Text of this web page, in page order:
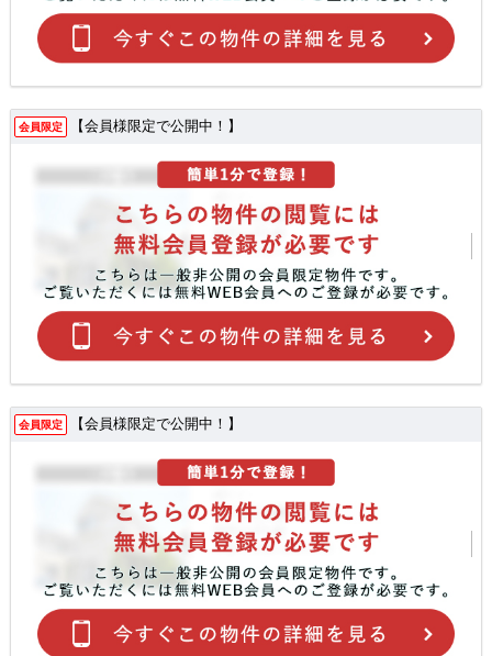
会員限定 【会員様限定で公開中！】
会員限定 【会員様限定で公開中！】